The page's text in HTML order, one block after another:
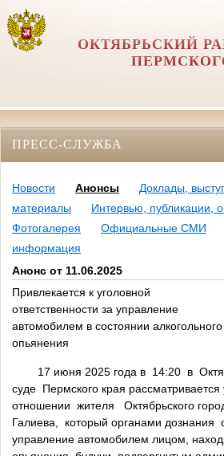
ОКТЯБРЬСКИЙ
ПРЕСС-СЛУЖБА
Новости Анонсы
Доклады,
материалы
Интервью, публикации,
Фотогалерея
Официальные СМИ
информация
Анонс от 11.06.2025
Привлекается к уголовной
ответственности за управление
автомобилем в состоянии алкогольного
опьянения
17 июня 2025 года в 14:20 в
суде Пермского края рассматривается
отношении жителя Октябрьского
Галиева, который органами дознания
управление автомобилем лицом,